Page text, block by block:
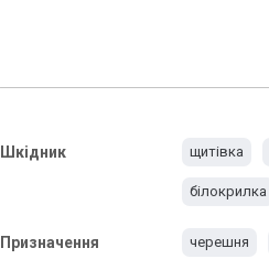
Шкідник щитівка
білокрилка
Призначення черешня